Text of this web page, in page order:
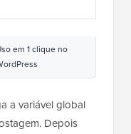
Depois
para